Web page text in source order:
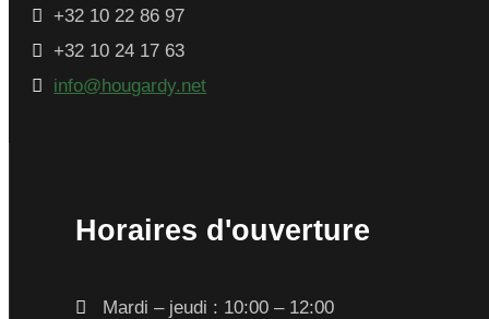
+32 10 22 86 97
+32 10 24 17 63
info@hougardy.net
Horaires d'ouverture
Mardi – jeudi : 10:00 – 12:00